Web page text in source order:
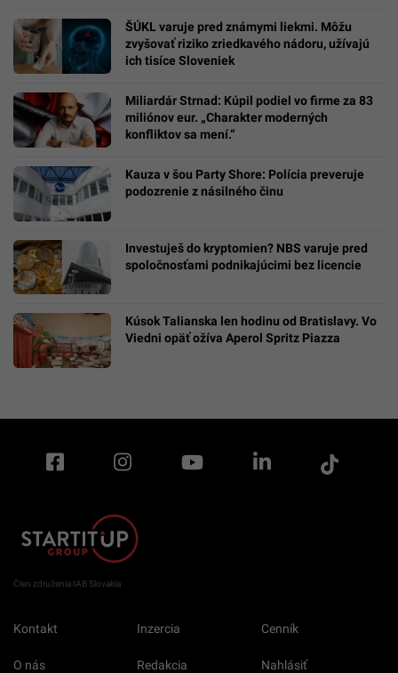
ŠÚKL varuje pred známymi liekmi. Môžu
zvyšovať riziko zriedkavého nádoru, užívajú
ich tisíce Sloveniek
Miliardár Strnad: Kúpil podiel vo firme za 83
miliónov eur. „Charakter moderných
konfliktov sa mení.“
Kauza v šou Party Shore: Polícia preveruje
podozrenie z násilného činu
Investuješ do kryptomien? NBS varuje pred
spoločnosťami podnikajúcimi bez licencie
Kúsok Talianska len hodinu od Bratislavy. Vo
Viedni opäť ožíva Aperol Spritz Piazza
Člen združenia IAB Slovakia
Kontakt Inzercia Cenník
O nás Redakcia
Nahlásiť